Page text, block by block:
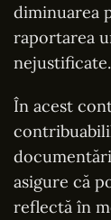
diminuarea
raportarea
nejustificate.
În acest
asigure că
reflectă în